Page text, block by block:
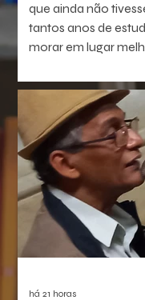
que ainda não
tantos anos de
morar em lugar
de Janeiro
preparando pra
há 21 horas